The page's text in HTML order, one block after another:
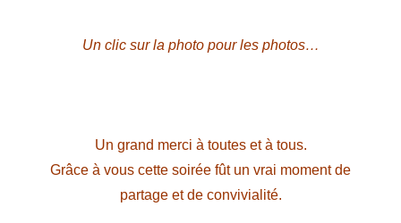
Un clic sur la photo pour les photos…
Un grand merci à toutes et à tous.
Grâce à vous cette soirée fût un vrai moment de
partage et de convivialité.